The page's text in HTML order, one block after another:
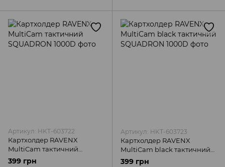
Артикул: HKT-603722
Картхолдер RAVENX
MultiCam тактичний
SQUADRON 1000D
399 грн
Артикул: HKT-603723
Картхолдер RAVENX
MultiCam black тактичний
SQUADRON 1000D
399 грн